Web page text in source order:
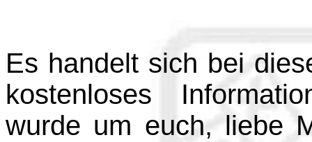
Es handelt sich bei
kostenloses
wurde um euch, liebe